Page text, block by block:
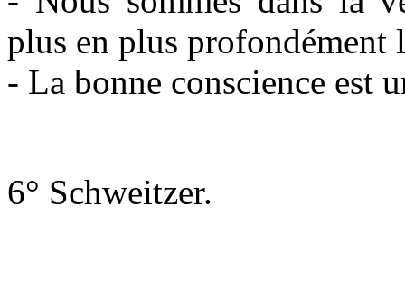
plus en plus profondément
- La bonne conscience est
6° Schweitzer.